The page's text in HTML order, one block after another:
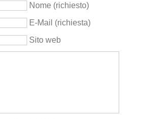
Nome (richiesto)
E-Mail (richiesta)
Sito web